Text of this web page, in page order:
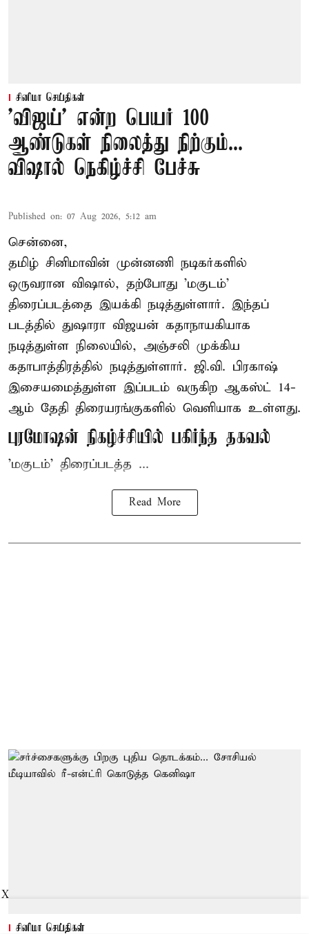
சினிமா செய்திகள்
'விஜய்' என்ற பெயர் 100
ஆண்டுகள் நிலைத்து நிற்கும்...
விஷால் நெகிழ்ச்சி பேச்சு
Published on: 07 Aug 2026, 5:12 am
சென்னை,
தமிழ் சினிமாவின் முன்னணி நடிகர்களில்
ஒருவரான விஷால், தற்போது 'மகுடம்'
திரைப்படத்தை இயக்கி நடித்துள்ளார். இந்தப்
படத்தில் துஷாரா விஜயன் கதாநாயகியாக
நடித்துள்ள நிலையில், அஞ்சலி முக்கிய
கதாபாத்திரத்தில் நடித்துள்ளார். ஜி.வி. பிரகாஷ்
இசையமைத்துள்ள இப்படம் வருகிற ஆகஸ்ட் 14-
ஆம் தேதி திரையரங்குகளில் வெளியாக உள்ளது.
புரமோஷன் நிகழ்ச்சியில் பகிர்ந்த தகவல்
'மகுடம்' திரைப்படத்த ...
Read More
சினிமா செய்திகள்
X